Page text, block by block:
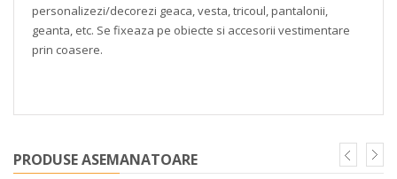
personalizezi/decorezi geaca, vesta, tricoul, pantalonii,
geanta, etc. Se fixeaza pe obiecte si accesorii vestimentare
prin coasere.
PRODUSE ASEMANATOARE